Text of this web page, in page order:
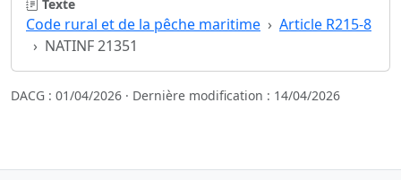
Texte
Code rural et de la pêche maritime
Article R215-8
NATINF 21351
DACG : 01/04/2026 · Dernière modification : 14/04/2026